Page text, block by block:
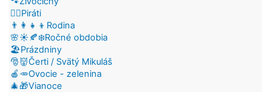
🏴‍☠️Piráti
👨‍👩‍👧‍👦Rodina
🌸☀️🍂❄️Ročné obdobia
🏖️Prázdniny
🎅👹Čerti / Svätý Mikuláš
🍎🥕Ovocie - zelenina
🎄🎁Vianoce